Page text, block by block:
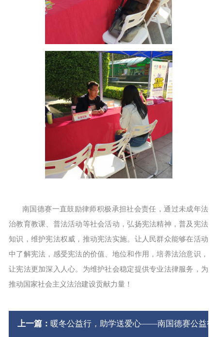
南国德赛一直鼓励律师积极承担社会责任，通过未成年法
治教育教课、普法活动等社会活动，弘扬宪法精神，普及宪法
知识，维护宪法权威，推动宪法实施。让人民群众能够在活动
中了解宪法，感受宪法的价值、地位和作用，培养法治意识，
让宪法更加深入人心。为维护社会稳定提供专业法律服务，为
推动国家社会主义法治建设贡献力量！
上一篇： 暖冬公益行，助学送爱心——南国德赛公益律